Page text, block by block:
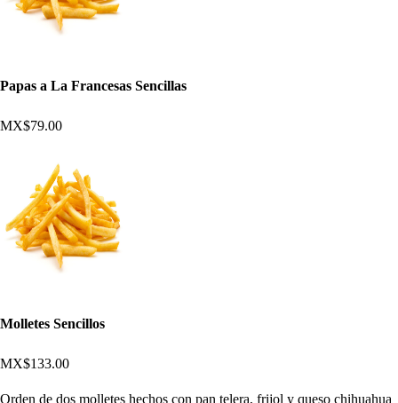
Papas a La Francesas Sencillas
MX$79.00
Molletes Sencillos
MX$133.00
Orden de dos molletes hechos con pan telera, frijol y queso chihuahua